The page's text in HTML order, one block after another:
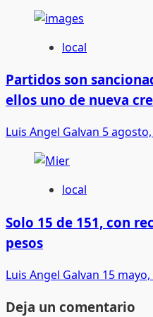
local
Partidos son
ellos uno de nueva
Luis Angel Galvan 5
local
Solo 15 de 151, con
pesos
Luis Angel Galvan 15 mayo,
Deja un comentario